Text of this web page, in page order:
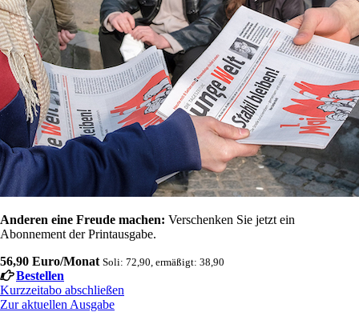
Anderen eine Freude machen: Verschenken Sie jetzt ein
Abonnement der Printausgabe.
56,90 Euro/Monat Soli: 72,90, ermäßigt: 38,90
Bestellen
Kurzzeitabo abschließen
Zur aktuellen Ausgabe